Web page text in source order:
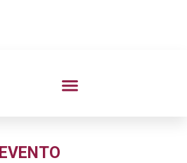
EVENTO